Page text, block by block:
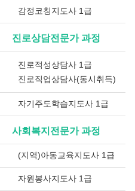
감정코칭지도사 1급
진로상담전문가 과정
진로적성상담사 1급
진로직업상담사(동시취득)
자기주도학습지도사 1급
사회복지전문가 과정
(지역)아동교육지도사 1급
자원봉사지도사 1급